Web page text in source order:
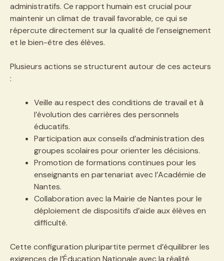
administratifs. Ce rapport humain est crucial pour
maintenir un climat de travail favorable, ce qui se
répercute directement sur la qualité de l’enseignement
et le bien-être des élèves.
Plusieurs actions se structurent autour de ces acteurs
:
Veille au respect des conditions de travail et à
l’évolution des carrières des personnels
éducatifs.
Participation aux conseils d’administration des
groupes scolaires pour orienter les décisions.
Promotion de formations continues pour les
enseignants en partenariat avec l’Académie de
Nantes.
Collaboration avec la Mairie de Nantes pour le
déploiement de dispositifs d’aide aux élèves en
difficulté.
Cette configuration pluripartite permet d’équilibrer les
exigences de l’Éducation Nationale avec la réalité